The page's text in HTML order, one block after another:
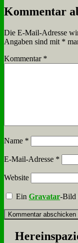
Kommentar
Die E-Mail-Adresse
Angaben sind mit *
Kommentar *
Name *
E-Mail-Adresse *
Website
EinGravatar-Bild